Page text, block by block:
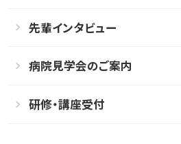
先輩インタビュー
病院見学会のご案内
研修・講座受付